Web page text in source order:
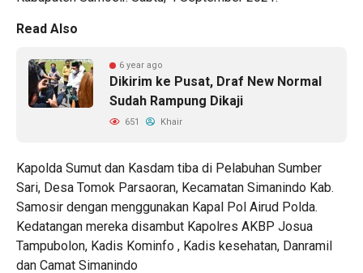
Read Also
6 year ago
Dikirim ke Pusat, Draf New Normal
Sudah Rampung Dikaji
651 Khair
Kapolda Sumut dan Kasdam tiba di Pelabuhan Sumber
Sari, Desa Tomok Parsaoran, Kecamatan Simanindo Kab.
Samosir dengan menggunakan Kapal Pol Airud Polda.
Kedatangan mereka disambut Kapolres AKBP Josua
Tampubolon, Kadis Kominfo , Kadis kesehatan, Danramil
dan Camat Simanindo